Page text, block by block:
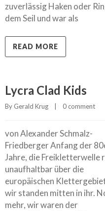
zuverlässig Haken oder
dem Seil und war als
READ MORE
Lycra Clad Kids
By Gerald Krug 0 comment
von Alexander Schmalz-
Friedberger Anfang der
Jahre, die Freikletterwelle
unaufhaltbar über die
europäischen
wir standen mitten in ihr.
mehr, wir waren der